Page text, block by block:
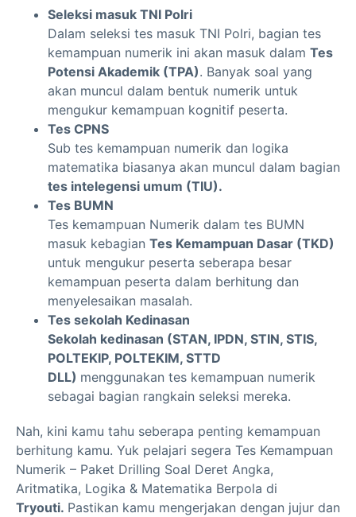
Seleksi masuk TNI Polri
Dalam seleksi tes masuk TNI Polri, bagian tes
kemampuan numerik ini akan masuk dalam Tes
Potensi Akademik (TPA). Banyak soal yang
akan muncul dalam bentuk numerik untuk
mengukur kemampuan kognitif peserta.
Tes CPNS
Sub tes kemampuan numerik dan logika
matematika biasanya akan muncul dalam bagian
tes intelegensi umum (TIU).
Tes BUMN
Tes kemampuan Numerik dalam tes BUMN
masuk kebagian Tes Kemampuan Dasar (TKD)
untuk mengukur peserta seberapa besar
kemampuan peserta dalam berhitung dan
menyelesaikan masalah.
Tes sekolah Kedinasan
Sekolah kedinasan (STAN, IPDN, STIN, STIS,
POLTEKIP, POLTEKIM, STTD
DLL) menggunakan tes kemampuan numerik
sebagai bagian rangkain seleksi mereka.
Nah, kini kamu tahu seberapa penting kemampuan
berhitung kamu. Yuk pelajari segera Tes Kemampuan
Numerik – Paket Drilling Soal Deret Angka,
Aritmatika, Logika & Matematika Berpola di
Tryouti. Pastikan kamu mengerjakan dengan jujur dan